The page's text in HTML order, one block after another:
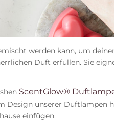
werden kann, um
Duft erfüllen. Sie
ScentGlow®
unserer Duftlampen
einfügen.